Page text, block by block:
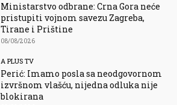
Ministarstvo odbrane: Crna Gora neće
pristupiti vojnom savezu Zagreba,
Tirane i Prištine
08/08/2026
A PLUS TV
Perić: Imamo posla sa neodgovornom
izvršnom vlašću, nijedna odluka nije
blokirana